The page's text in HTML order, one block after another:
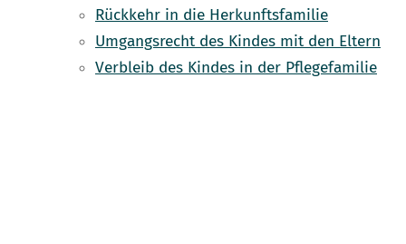
Rückkehr in die Herkunftsfamilie
Umgangsrecht des Kindes mit den Eltern
Verbleib des Kindes in der Pflegefamilie